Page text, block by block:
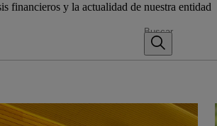
financieros y la actualidad de nuestra entidad